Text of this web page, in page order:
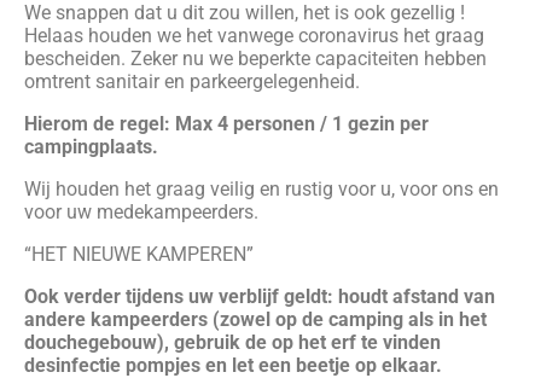
We snappen dat u dit zou willen, het is ook gezellig !
Helaas houden we het vanwege coronavirus het graag
bescheiden. Zeker nu we beperkte capaciteiten hebben
omtrent sanitair en parkeergelegenheid.
Hierom de regel: Max 4 personen / 1 gezin per
campingplaats.
Wij houden het graag veilig en rustig voor u, voor ons en
voor uw medekampeerders.
“HET NIEUWE KAMPEREN”
Ook verder tijdens uw verblijf geldt: houdt afstand van
andere kampeerders (zowel op de camping als in het
douchegebouw), gebruik de op het erf te vinden
desinfectie pompjes en let een beetje op elkaar.